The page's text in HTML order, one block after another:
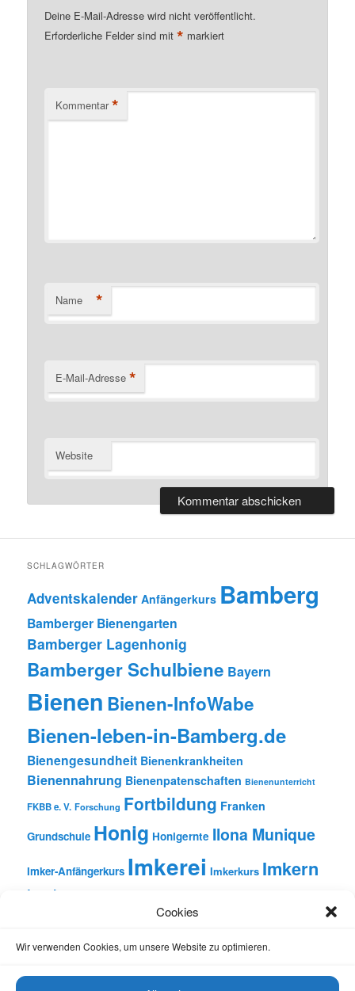
Cookies
Wir verwenden Cookies, um unsere Website zu optimieren.
Deine E-Mail-Adresse wird nicht veröffentlicht.
Erforderliche Felder sind mit* markiert
Kommentar *
Name *
E-Mail-Adresse *
Website
SCHLAGWÖRTER
Adventskalender Anfängerkurs Bamberg
Bamberger Bienengarten
Bamberger Lagenhonig
Bamberger Schulbiene Bayern
Bienen Bienen-InfoWabe
Bienen-leben-in-Bamberg.de
Bienengesundheit Bienenkrankheiten
Bienennahrung Bienenpatenschaften Bienenunterricht
FKBB e. V. Forschung Fortbildung Franken
Grundschule Honig Honigernte Ilona Munique
Imker-Anfängerkurs Imkerei Imkerkurs Imkern
Insekten
Natur Oberfranken
Unterricht
Vortrag Wachs